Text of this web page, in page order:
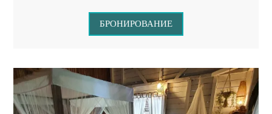
БРОНИРОВАНИЕ